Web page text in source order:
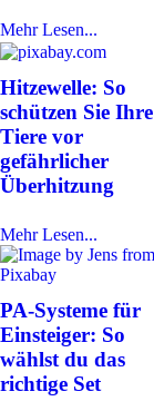
Mehr Lesen...
Hitzewelle: So
schützen Sie Ihre
Tiere vor
gefährlicher
Überhitzung
Mehr Lesen...
PA-Systeme für
Einsteiger: So
wählst du das
richtige Set